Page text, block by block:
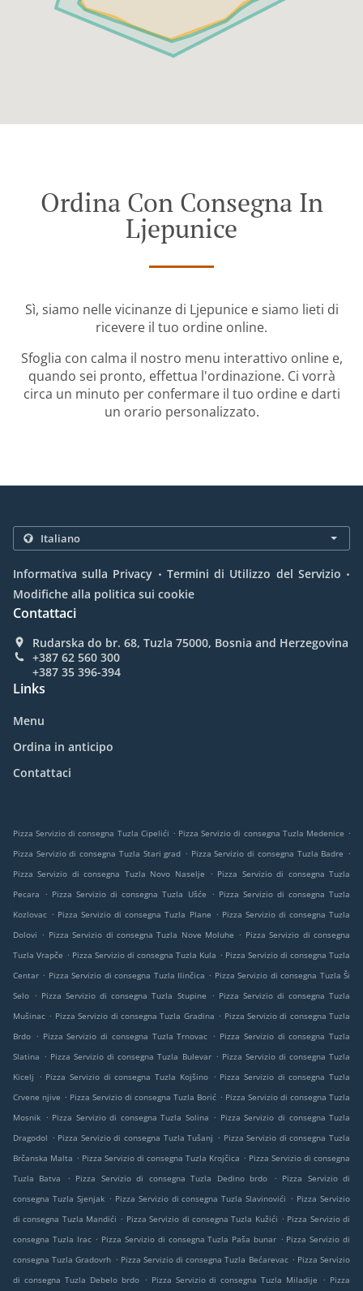
Ordina Con Consegna In
Ljepunice
Sì, siamo nelle vicinanze di Ljepunice e siamo lieti di
ricevere il tuo ordine online.
Sfoglia con calma il nostro menu interattivo online e,
quando sei pronto, effettua l'ordinazione. Ci vorrà
circa un minuto per confermare il tuo ordine e darti
un orario personalizzato.
Informativa sulla Privacy . Termini di Utilizzo del Servizio .
Modifiche alla politica sui cookie
Contattaci
Rudarska do br. 68, Tuzla 75000, Bosnia and Herzegovina
+387 62 560 300
+387 35 396-394
Links
Menu
Ordina in anticipo
Contattaci
Pizza Servizio di consegna Tuzla Cipelići . Pizza Servizio di consegna Tuzla Medenice .
Pizza Servizio di consegna Tuzla Stari grad . Pizza Servizio di consegna Tuzla Badre .
Pizza Servizio di consegna Tuzla Novo Naselje
. Pizza Servizio di consegna Tuzla
Pecara
. Pizza Servizio di consegna Tuzla Ušće . Pizza Servizio di consegna Tuzla
Kozlovac . Pizza Servizio di consegna Tuzla Plane . Pizza Servizio di consegna Tuzla
Dolovi . Pizza Servizio di consegna Tuzla Nove Moluhe . Pizza Servizio di consegna
Tuzla Vrapče . Pizza Servizio di consegna Tuzla Kula . Pizza Servizio di consegna Tuzla
Centar . Pizza Servizio di consegna Tuzla Ilinčica . Pizza Servizio di consegna Tuzla Ši
Selo . Pizza Servizio di consegna Tuzla Stupine . Pizza Servizio di consegna Tuzla
Mušinac . Pizza Servizio di consegna Tuzla Gradina . Pizza Servizio di consegna Tuzla
Brdo . Pizza Servizio di consegna Tuzla Trnovac . Pizza Servizio di consegna Tuzla
Slatina . Pizza Servizio di consegna Tuzla Bulevar . Pizza Servizio di consegna Tuzla
Kicelj
. Pizza Servizio di consegna Tuzla Kojšino . Pizza Servizio di consegna Tuzla
Crvene njive . Pizza Servizio di consegna Tuzla Borić . Pizza Servizio di consegna Tuzla
Mosnik . Pizza Servizio di consegna Tuzla Solina . Pizza Servizio di consegna Tuzla
Dragodol . Pizza Servizio di consegna Tuzla Tušanj . Pizza Servizio di consegna Tuzla
Brčanska Malta . Pizza Servizio di consegna Tuzla Krojčica . Pizza Servizio di consegna
Tuzla Batva
. Pizza Servizio di consegna Tuzla Dedino brdo . Pizza Servizio di
consegna Tuzla Sjenjak . Pizza Servizio di consegna Tuzla Slavinovići . Pizza Servizio
di consegna Tuzla Mandići . Pizza Servizio di consegna Tuzla Kužići . Pizza Servizio di
consegna Tuzla Irac . Pizza Servizio di consegna Tuzla Paša bunar . Pizza Servizio di
consegna Tuzla Gradovrh . Pizza Servizio di consegna Tuzla Bećarevac . Pizza Servizio
di consegna Tuzla Debelo brdo . Pizza Servizio di consegna Tuzla Miladije . Pizza